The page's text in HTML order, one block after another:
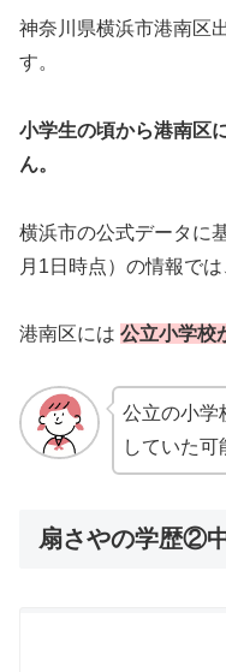
神奈川県横浜市港南区
す。
小学生の頃から港南区
ん。
横浜市の公式データに
月1日時点）の情報では
港南区には 公立小学校
公立の小学
していた可
扇さやの学歴②